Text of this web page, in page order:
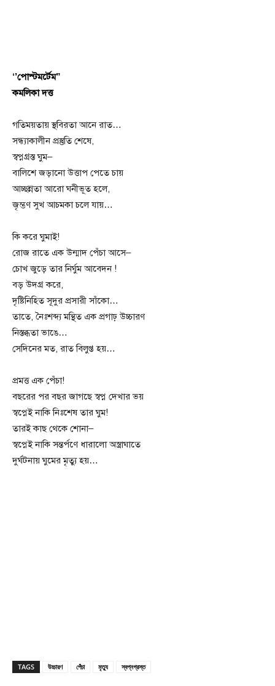
‘’পোস্টমর্টেম”
কমলিকা দত্ত
গতিময়তায় স্থবিরতা আনে রাত…
সন্ধ্যাকালীন প্রস্তুতি শেষে,
স্বপ্নগ্রস্ত ঘুম–
বালিশে জড়ানো উত্তাপ পেতে চায়
আচ্ছন্নতা আরো ঘনীভূত হলে,
জৃম্ভণ সুখ আচমকা চলে যায়…
কি করে ঘুমাই!
রোজ রাতে এক উন্মাদ পেঁচা আসে–
চোখ জুড়ে তার নির্ঘুম আবেদন !
বড় উদগ্র করে,
দৃষ্টিনিহিত সূদুর প্রসারী সাঁকো…
তাতে, নৈঃশব্দ্য মন্থিত এক প্রগাঢ় উচ্চারণ
নিস্তব্ধতা ভাঙে…
সেদিনের মত, রাত বিলুপ্ত হয়…
প্রমত্ত এক পেঁচা!
বছরের পর বছর জাগছে স্বপ্ন দেখার ভয়
স্বপ্নেই নাকি নিঃশেষ তার ঘুম!
তারই কাছ থেকে শোনা–
স্বপ্নেই নাকি সন্তর্পণে ধারালো অস্ত্রাঘাতে
দুর্ঘটনায় ঘুমের মৃত্যু হয়…
TAGS উচ্চারণ পেঁচা মৃত্যু স্বপ্নগ্রস্ত